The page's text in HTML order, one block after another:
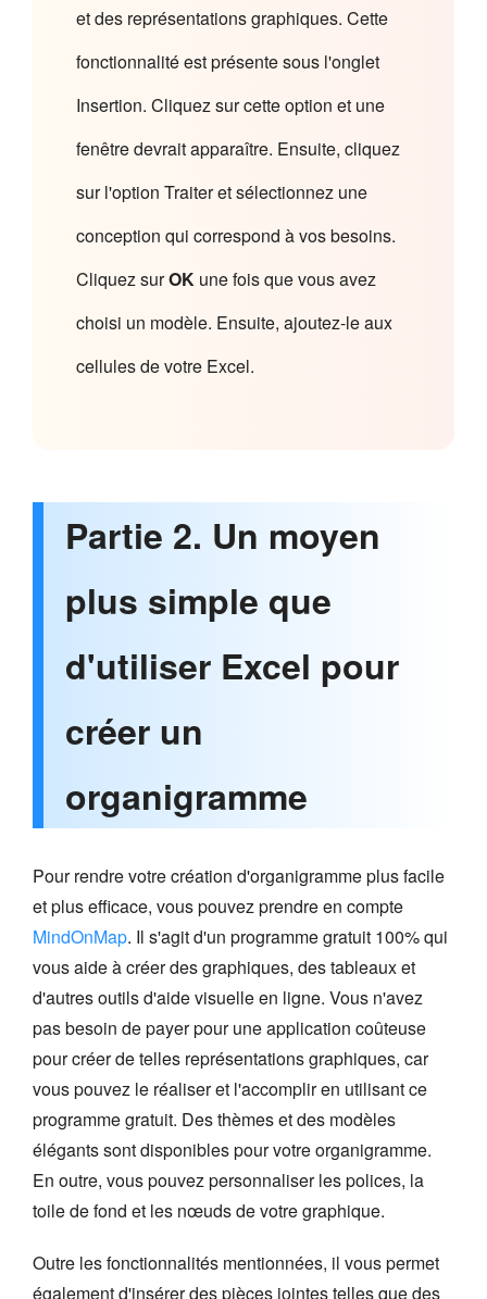
et des représentations graphiques. Cette
fonctionnalité est présente sous l'onglet
Insertion. Cliquez sur cette option et une
fenêtre devrait apparaître. Ensuite, cliquez
sur l'option Traiter et sélectionnez une
conception qui correspond à vos besoins.
Cliquez surOK une fois que vous avez
choisi un modèle. Ensuite, ajoutez-le aux
cellules de votre Excel.
Partie 2. Un moyen
plus simple que
d'utiliser Excel pour
créer un
organigramme
Pour rendre votre création d'organigramme plus facile
et plus efficace, vous pouvez prendre en compte
MindOnMap. Il s'agit d'un programme gratuit 100% qui
vous aide à créer des graphiques, des tableaux et
d'autres outils d'aide visuelle en ligne. Vous n'avez
pas besoin de payer pour une application coûteuse
pour créer de telles représentations graphiques, car
vous pouvez le réaliser et l'accomplir en utilisant ce
programme gratuit. Des thèmes et des modèles
élégants sont disponibles pour votre organigramme.
En outre, vous pouvez personnaliser les polices, la
toile de fond et les nœuds de votre graphique.
Outre les fonctionnalités mentionnées, il vous permet
également d'insérer des pièces jointes telles que des